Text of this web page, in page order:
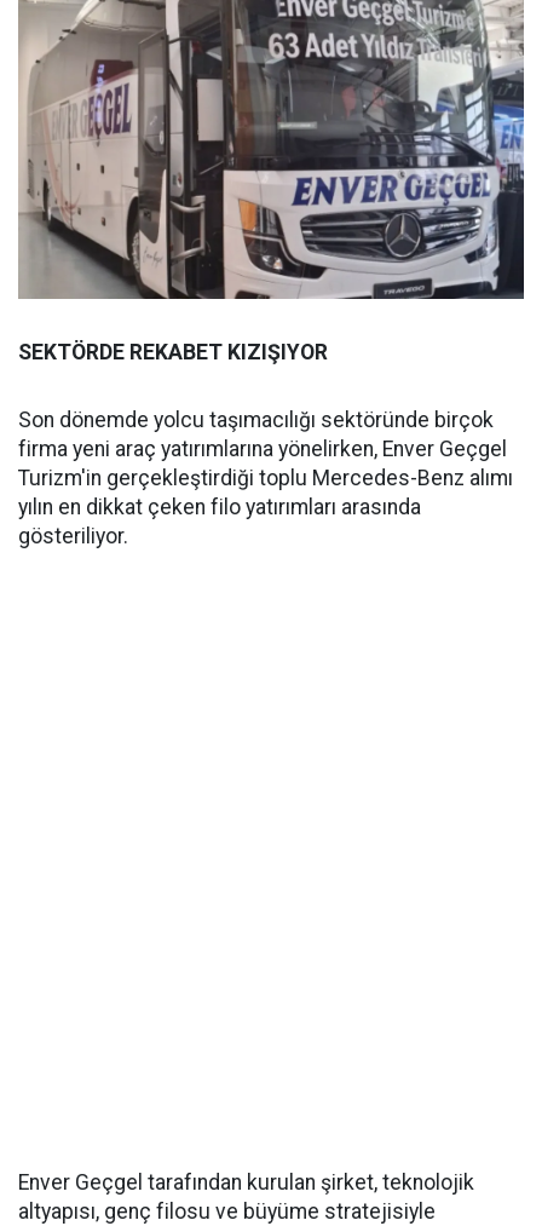
SEKTÖRDE REKABET KIZIŞIYOR
Son dönemde yolcu taşımacılığı sektöründe birçok
firma yeni araç yatırımlarına yönelirken, Enver Geçgel
Turizm'in gerçekleştirdiği toplu Mercedes-Benz alımı
yılın en dikkat çeken filo yatırımları arasında
gösteriliyor.
Enver Geçgel tarafından kurulan şirket, teknolojik
altyapısı, genç filosu ve büyüme stratejisiyle